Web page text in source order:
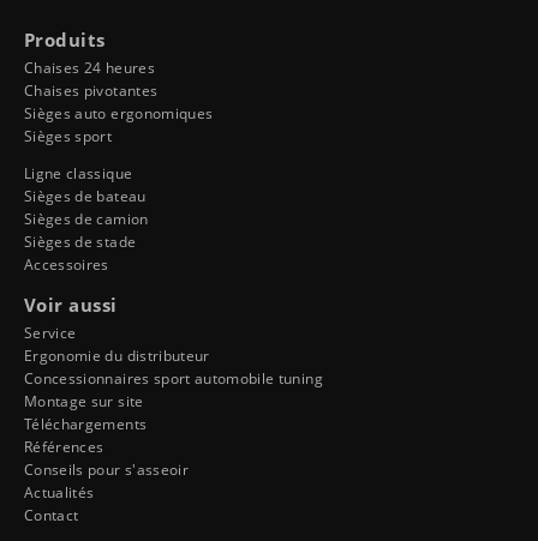
Produits
Chaises 24 heures
Chaises pivotantes
Sièges auto ergonomiques
Sièges sport
Ligne classique
Sièges de bateau
Sièges de camion
Sièges de stade
Accessoires
Voir aussi
Service
Ergonomie du distributeur
Concessionnaires sport automobile tuning
Montage sur site
Téléchargements
Références
Conseils pour s'asseoir
Actualités
Contact